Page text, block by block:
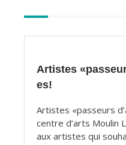
articles
Artistes
es!
Artistes «passeurs
centre d’arts Moulin
aux artistes qui